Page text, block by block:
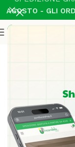
AGOSTO - GLI